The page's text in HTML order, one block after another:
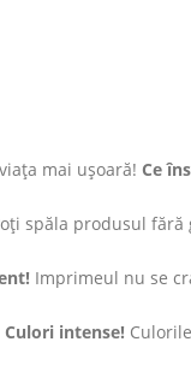
mai ușoară! Ce
spăla produsul
Imprimeul nu se
Culori intense!